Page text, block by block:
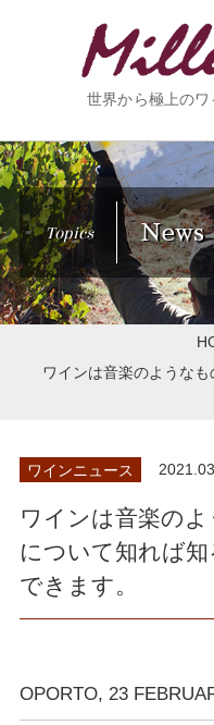
世界から極上の
Topics News
ワインは音楽のような
ワインニュース
ワインは音楽の
について知れば
できます。
OPORTO, 23